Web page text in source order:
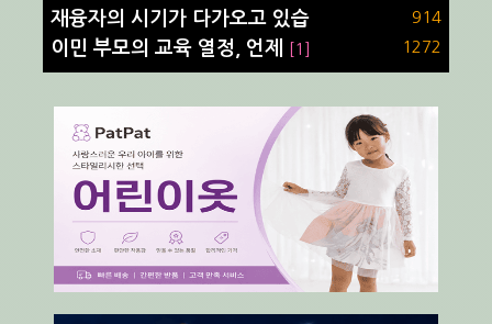
재융자의 시기가 다가오고 있습 914
이민 부모의 교육 열정, 언제 [1] 1272